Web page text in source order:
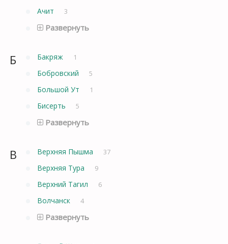
Ачит 3
Развернуть
Б Бакряж 1
Бобровский 5
Большой Ут 1
Бисерть 5
Развернуть
В Верхняя Пышма 37
Верхняя Тура 9
Верхний Тагил 6
Волчанск 4
Развернуть